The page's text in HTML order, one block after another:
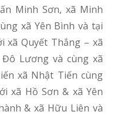
Minh Sơn, xã Minh
xã Yên Bình và tại
xã Quyết Thắng – xã
Lương và cùng xã
xã Nhật Tiến cùng
xã Hồ Sơn & xã Yên
& xã Hữu Liên và